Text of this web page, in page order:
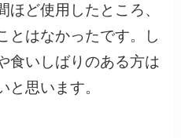
ほど使用したところ、
とはなかったです。し
食いしばりのある方は
と思います。